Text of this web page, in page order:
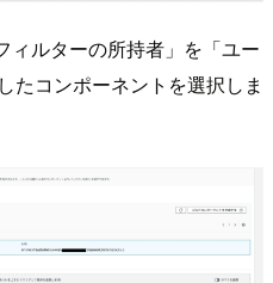
ィルターの所持者」を「ユー
たコンポーネントを選択しま